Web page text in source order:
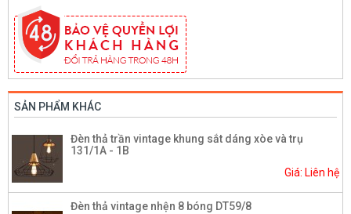
SẢN PHẨM KHÁC
Đèn thả trần vintage khung sắt dáng xòe và trụ
131/1A - 1B
Giá: Liên hệ
Đèn thả vintage nhện 8 bóng DT59/8